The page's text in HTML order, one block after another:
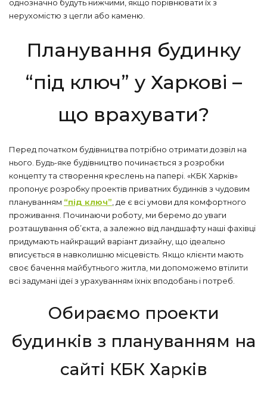
однозначно будуть нижчими, якщо порівнювати їх з
нерухомістю з цегли або каменю.
Планування будинку
“під ключ” у Харкові –
що врахувати?
Перед початком будівництва потрібно отримати дозвіл на
нього. Будь-яке будівництво починається з розробки
концепту та створення креслень на папері. «КБК Харків»
пропонує розробку проектів приватних будинків з чудовим
плануванням “під ключ” , де є всі умови для комфортного
проживання. Починаючи роботу, ми беремо до уваги
розташування об’єкта, а залежно від ландшафту наші фахівці
придумають найкращий варіант дизайну, що ідеально
вписується в навколишню місцевість. Якщо клієнти мають
своє бачення майбутнього житла, ми допоможемо втілити
всі задумані ідеї з урахуванням їхніх вподобань і потреб.
Обираємо проекти
будинків з плануванням на
сайті КБК Харків